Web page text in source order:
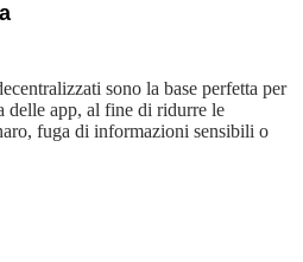
sono la base perfetta per
app, al fine di ridurre le
fuga di informazioni sensibili o